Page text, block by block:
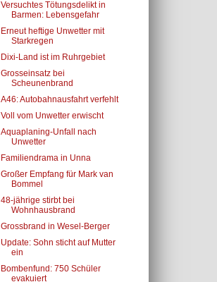
Versuchtes Tötungsdelikt in
Barmen: Lebensgefahr
Erneut heftige Unwetter mit
Starkregen
Dixi-Land ist im Ruhrgebiet
Grosseinsatz bei
Scheunenbrand
A46: Autobahnausfahrt verfehlt
Voll vom Unwetter erwischt
Aquaplaning-Unfall nach
Unwetter
Familiendrama in Unna
Großer Empfang für Mark van
Bommel
48-jährige stirbt bei
Wohnhausbrand
Grossbrand in Wesel-Berger
Update: Sohn sticht auf Mutter
ein
Bombenfund: 750 Schüler
evakuiert